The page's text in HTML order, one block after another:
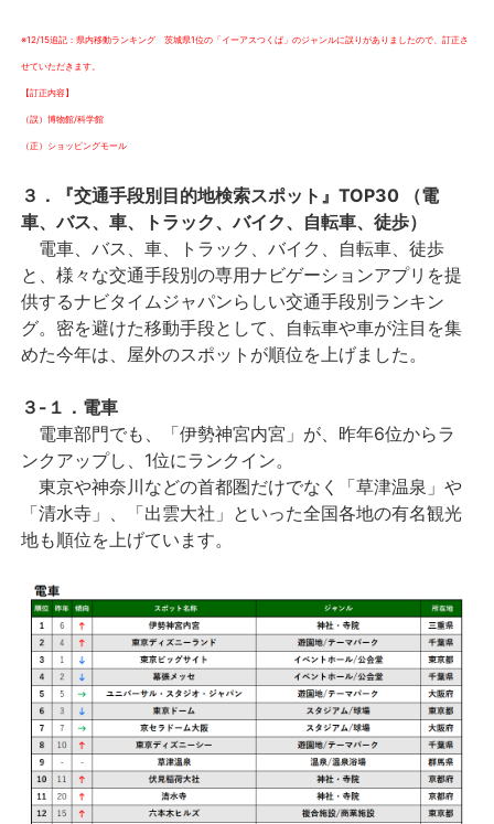
※12/15追記：県内移動ランキング 茨城県1位の「イーアスつくば」のジャンルに誤りがありましたので、訂正さ
せていただきます。
【訂正内容】
（誤）博物館/科学館
（正）ショッピングモール
３．『交通手段別目的地検索スポット』TOP30 （電
車、バス、車、トラック、バイク、自転車、徒歩）
電車、バス、車、トラック、バイク、自転車、徒歩
と、様々な交通手段別の専用ナビゲーションアプリを提
供するナビタイムジャパンらしい交通手段別ランキン
グ。密を避けた移動手段として、自転車や車が注目を集
めた今年は、屋外のスポットが順位を上げました。
３-１．電車
電車部門でも、「伊勢神宮内宮」が、昨年6位からラ
ンクアップし、 1位にランクイン。
東京や神奈川などの首都圏だけでなく「草津温泉」や
「清水寺」、「出雲大社」といった全国各地の有名観光
地も順位を上げています。